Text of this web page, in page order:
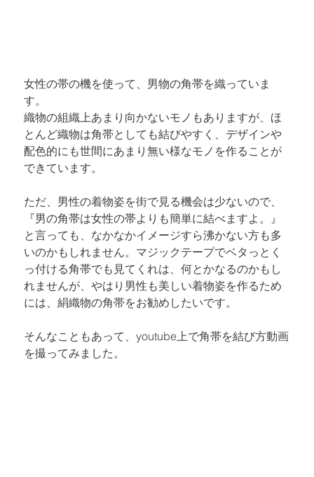
女性の帯の機を使って、男物の角帯を織っていま
す。
織物の組織上あまり向かないモノもありますが、ほ
とんど織物は角帯としても結びやすく、デザインや
配色的にも世間にあまり無い様なモノを作ることが
できています。
ただ、男性の着物姿を街で見る機会は少ないので、
『男の角帯は女性の帯よりも簡単に結べますよ。』
と言っても、なかなかイメージすら沸かない方も多
いのかもしれません。マジックテープでベタっとく
っ付ける角帯でも見てくれは、何とかなるのかもし
れませんが、やはり男性も美しい着物姿を作るため
には、絹織物の角帯をお勧めしたいです。
そんなこともあって、youtube上で角帯を結び方動画
を撮ってみました。